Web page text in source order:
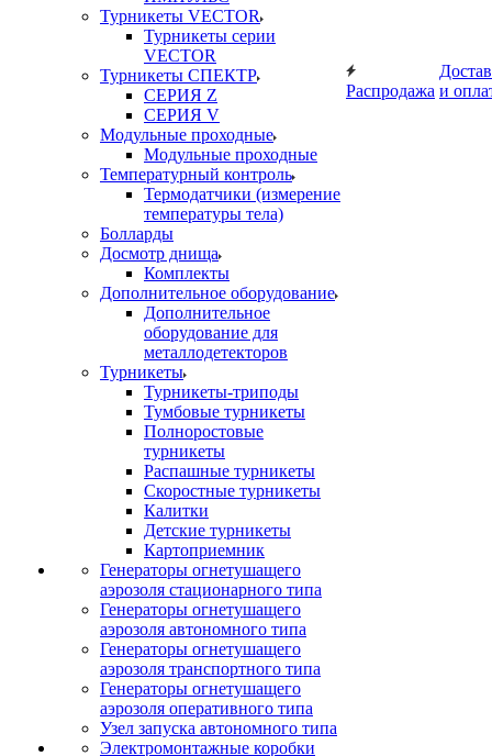
Турникеты VECTOR
Турникеты серии
VECTOR
Турникеты СПЕКТР
СЕРИЯ Z
СЕРИЯ V
Модульные проходные
Модульные проходные
Температурный контроль
Термодатчики (измерение
температуры тела)
Болларды
Досмотр днища
Комплекты
Дополнительное оборудование
Дополнительное
оборудование для
металлодетекторов
Турникеты
Турникеты-триподы
Тумбовые турникеты
Полноростовые
турникеты
Распашные турникеты
Скоростные турникеты
Калитки
Детские турникеты
Картоприемник
Генераторы огнетушащего
аэрозоля стационарного типа
Генераторы огнетушащего
аэрозоля автономного типа
Генераторы огнетушащего
аэрозоля транспортного типа
Генераторы огнетушащего
аэрозоля оперативного типа
Узел запуска автономного типа
Электромонтажные коробки
Распродажа и